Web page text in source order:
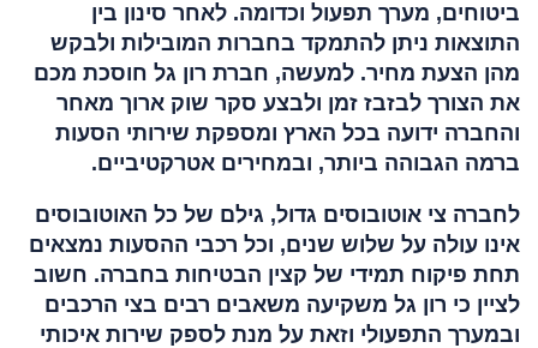
ביטוחים, מערך תפעול וכדומה. לאחר סינון בין
התוצאות ניתן להתמקד בחברות המובילות ולבקש
מהן הצעת מחיר. למעשה, חברת רון גל חוסכת מכם
את הצורך לבזבז זמן ולבצע סקר שוק ארוך מאחר
והחברה ידועה בכל הארץ ומספקת שירותי הסעות
ברמה הגבוהה ביותר, ובמחירים אטרקטיביים.
לחברה צי אוטובוסים גדול, גילם של כל האוטובוסים
אינו עולה על שלוש שנים, וכל רכבי ההסעות נמצאים
תחת פיקוח תמידי של קצין הבטיחות בחברה. חשוב
לציין כי רון גל משקיעה משאבים רבים בצי הרכבים
ובמערך התפעולי וזאת על מנת לספק שירות איכותי